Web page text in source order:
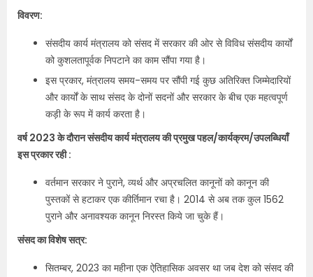
विवरण:
संसदीय कार्य मंत्रालय को संसद में सरकार की ओर से विविध संसदीय कार्यों
को कुशलतापूर्वक निपटाने का काम सौंपा गया है।
इस प्रकार, मंत्रालय समय-समय पर सौंपी गई कुछ अतिरिक्त जिम्मेदारियों
और कार्यों के साथ संसद के दोनों सदनों और सरकार के बीच एक महत्वपूर्ण
कड़ी के रूप में कार्य करता है।
वर्ष 2023 के दौरान संसदीय कार्य मंत्रालय की प्रमुख पहल/कार्यक्रम/उपलब्धियाँ
इस प्रकार रही :
वर्तमान सरकार ने पुराने, व्‍यर्थ और अप्रचलित कानूनों को कानून की
पुस्‍तकों से हटाकर एक कीर्तिमान रचा है। 2014 से अब तक कुल 1562
पुराने और अनावश्यक कानून निरस्त किये जा चुके हैं।
संसद का विशेष सत्र:
सितम्बर, 2023 का महीना एक ऐतिहासिक अवसर था जब देश को संसद की